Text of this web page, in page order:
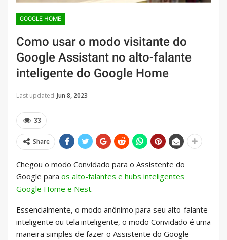
GOOGLE HOME
Como usar o modo visitante do
Google Assistant no alto-falante
inteligente do Google Home
Last updated Jun 8, 2023
33
Share
Chegou o modo Convidado para o Assistente do
Google para os alto-falantes e hubs inteligentes
Google Home e Nest.
Essencialmente, o modo anônimo para seu alto-falante
inteligente ou tela inteligente, o modo Convidado é uma
maneira simples de fazer o Assistente do Google